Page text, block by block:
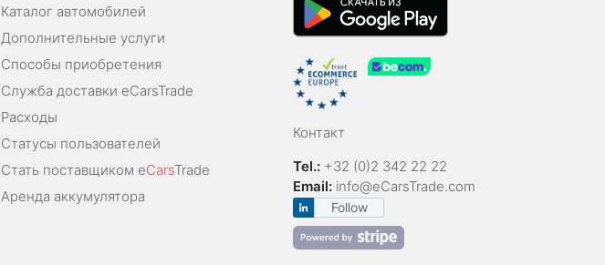
Каталог автомобилей
Дополнительные услуги
Способы приобретения
Служба доставки eCarsTrade
Расходы
Статусы пользователей
Стать поставщиком eCarsTrade
Аренда аккумулятора
Контакт
Tel.: +32 (0)2 342 22 22
Email: info@eCarsTrade.com
Follow